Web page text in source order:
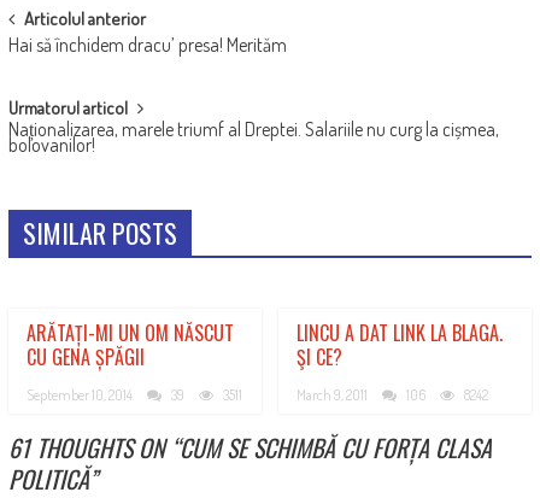
POST
NAVIGATION
Articolul anterior
Hai să închidem dracu’ presa! Merităm
Urmatorul articol
Naționalizarea, marele triumf al Dreptei. Salariile nu curg la cișmea,
bolovanilor!
SIMILAR POSTS
ARĂTAȚI-MI UN OM NĂSCUT
CU GENA ȘPĂGII
September 10, 2014 39 3511
LINCU A DAT LINK LA BLAGA.
ŞI CE?
March 9, 2011 106 8242
61 THOUGHTS ON “CUM SE SCHIMBĂ CU FORȚA CLASA
POLITICĂ”